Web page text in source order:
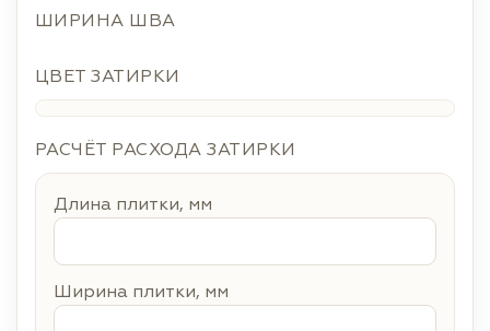
ШИРИНА ШВА
ЦВЕТ ЗАТИРКИ
РАСЧЁТ РАСХОДА ЗАТИРКИ
Длина плитки, мм
Ширина плитки, мм